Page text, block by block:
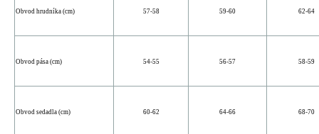
Obvod hrudníka (cm) 57-58 59-60 62-64
Obvod pása (cm) 54-55 56-57 58-59
Obvod sedadla (cm) 60-62 64-66 68-70